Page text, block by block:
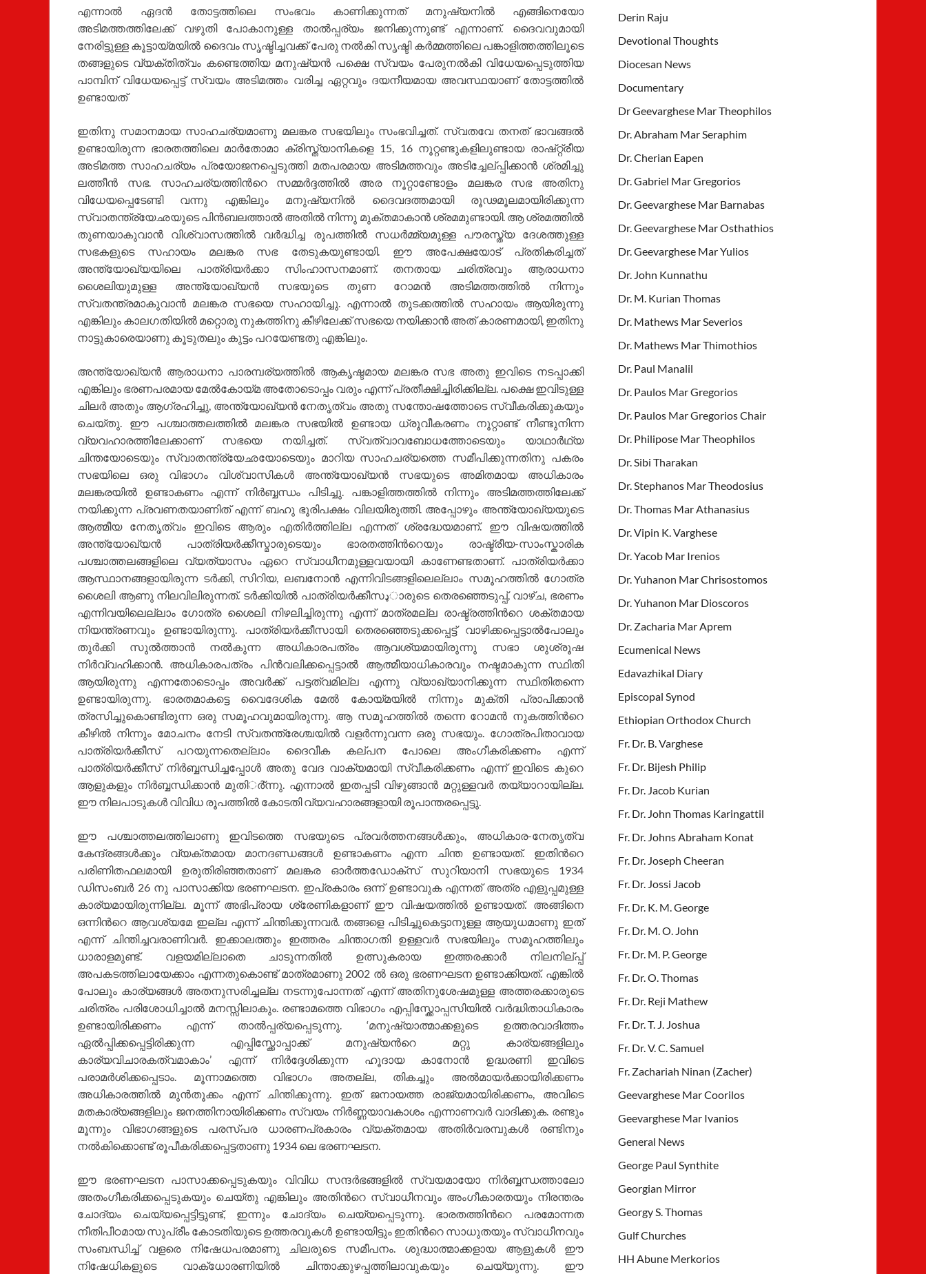
എന്നാല്‍ ഏദന്‍ തോട്ടത്തിലെ സംഭവം കാണിക്കുന്നത് മനുഷ്യനില്‍ എങ്ങിനെയോ
അടിമത്തത്തിലേക്ക് വഴുതി പോകാനുള്ള താല്‍പ്പര്യം ജനിക്കുന്നുണ്ട് എന്നാണ്. ദൈവവുമായി
നേരിട്ടുള്ള കൂട്ടായ്മയില്‍ ദൈവം സൃഷ്ടിച്ചവക്ക് പേരു നല്‍കി സൃഷ്ടി കര്‍മ്മത്തിലെ പങ്കാളിത്തത്തിലൂടെ
തങ്ങളുടെ വ്യക്തിത്വം കണ്ടെത്തിയ മനുഷ്യന്‍ പക്ഷെ സ്വയം പേരുനല്‍കി വിധേയപ്പെടുത്തിയ
പാമ്പിന് വിധേയപ്പെട്ട് സ്വയം അടിമത്തം വരിച്ച ഏറ്റവും ദയനീയമായ അവസ്ഥയാണ് തോട്ടത്തില്‍
ഉണ്ടായത്
ഇതിനു സമാനമായ സാഹചര്യമാണു മലങ്കര സഭയിലും സംഭവിച്ചത്. സ്വതവേ തനത് ഭാവങ്ങല്‍
ഉണ്ടായിരുന്ന ഭാരതത്തിലെ മാര്‍തോമാ ക്രിസ്ത്യാനികളെ 15, 16 നൂറ്റണ്ടുകളിലുണ്ടായ രാഷ്റ്റ്രീയ
അടിമത്ത സാഹചര്യം പ്രയോജനപ്പെടുത്തി മതപരമായ അടിമത്തവും അടിച്ചേല്പ്പിക്കാന്‍ ശ്രമിച്ചു
ലത്തീന്‍ സഭ. സാഹചര്യത്തിന്‍റെ സമ്മര്‍ദ്ദത്തില്‍ അര നൂറ്റാണ്ടോളം മലങ്കര സഭ അതിനു
വിധേയപ്പെടേണ്ടി വന്നു എങ്കിലും മനുഷ്യനില്‍ ദൈവദത്തമായി രൂഢമൂലമായിരിക്കുന്ന
സ്വാതന്ത്ര്യേഛയുടെ പിന്‍ബലത്താല്‍ അതില്‍ നിന്നു മുക്തമാകാന്‍ ശ്രമമുണ്ടായി. ആ ശ്രമത്തില്‍
തുണയാകുവാന്‍ വിശ്വാസത്തില്‍ വര്‍ദ്ധിച്ച രൂപത്തില്‍ സധര്‍മ്മ്യമുള്ള പൗരസ്ത്യ ദേശത്തുള്ള
സഭകളുടെ സഹായം മലങ്കര സഭ തേടുകയുണ്ടായി. ഈ അപേക്ഷയോട് പ്രതികരിച്ചത്
അന്ത്യോഖ്യയിലെ പാത്രിയര്‍ക്കാ സിംഹാസനമാണ്. തനതായ ചരിത്രവും ആരാധനാ
ശൈലിയുമുള്ള അന്ത്യോഖ്യന്‍ സഭയുടെ തുണ റോമന്‍ അടിമത്തത്തില്‍ നിന്നും
സ്വതന്ത്രമാകുവാന്‍ മലങ്കര സഭയെ സഹായിച്ചു. എന്നാല്‍ തുടക്കത്തില്‍ സഹായം ആയിരുന്നു
എങ്കിലും കാലഗതിയില്‍ മറ്റൊരു നുകത്തിനു കീഴിലേക്ക് സഭയെ നയിക്കാന്‍ അത് കാരണമായി, ഇതിനു
നാട്ടുകാരെയാണു കൂടുതലും കുട്ടം പറയേണ്ടതു എങ്കിലും.
അന്ത്യോഖ്യന്‍ ആരാധനാ പാരമ്പര്യത്തില്‍ ആകൃഷ്ടമായ മലങ്കര സഭ അതു ഇവിടെ നടപ്പാക്കി
എങ്കിലും ഭരണപരമായ മേല്‍കോയ്മ അതോടൊപ്പം വരും എന്ന് പ്രതീക്ഷിച്ചിരിക്കില്ല. പക്ഷെ ഇവിടുള്ള
ചിലര്‍ അതും ആഗ്രഹിച്ചു, അന്ത്യോഖ്യന്‍ നേതൃത്വം അതു സന്തോഷത്തോടെ സ്വീകരിക്കുകയും
ചെയ്തു. ഈ പശ്ചാത്തലത്തില്‍ മലങ്കര സഭയില്‍ ഉണ്ടായ ധ്രൂവീകരണം നൂറ്റാണ്ട് നീണ്ടുനിന്ന
വ്യവഹാരത്തിലേക്കാണ് സഭയെ നയിച്ചത്. സ്വത്വാവബോധത്തോടെയും യാഥാര്‍ഥ്യ
ചിന്തയോടെയും സ്വാതന്ത്ര്യേഛയോടെയും മാറിയ സാഹചര്യത്തെ സമീപിക്കുന്നതിനു പകരം
സഭയിലെ ഒരു വിഭാഗം വിശ്വാസികള്‍ അന്ത്യോഖ്യന്‍ സഭയുടെ അമിതമായ അധികാരം
മലങ്കരയില്‍ ഉണ്ടാകണം എന്ന് നിര്‍ബ്ബന്ധം പിടിച്ചു. പങ്കാളിത്തത്തില്‍ നിന്നും അടിമത്തത്തിലേക്ക്
നയിക്കുന്ന പ്രവണതയാണിത് എന്ന് ബഹു ഭൂരിപക്ഷം വിലയിരുത്തി. അപ്പോഴും അന്ത്യോഖ്യയുടെ
ആത്മീയ നേതൃത്വം ഇവിടെ ആരും എതിര്‍ത്തില്ല എന്നത് ശ്രദ്ധേയമാണ്. ഈ വിഷയത്തില്‍
അന്ത്യോഖ്യന്‍ പാത്രിയര്‍ക്കീസ്മാരുടെയും ഭാരതത്തിന്‍റെയും രാഷ്ട്രീയ-സാംസ്കാരിക
പശ്ചാത്തലങ്ങളിലെ വ്യത്യാസം ഏറെ സ്വാധീനമുള്ളവയായി കാണേണ്ടതാണ്. പാത്രിയര്‍ക്കാ
ആസ്ഥാനങ്ങളായിരുന്ന ടര്‍ക്കി, സിറിയ, ലബനോന്‍ എന്നിവിടങ്ങളിലെല്ലാം സമൂഹത്തില്‍ ഗോത്ര
ശൈലി ആണു നിലവിലിരുന്നത്. ടര്‍ക്കിയില്‍ പാത്രിയര്‍ക്കീസډാരുടെ തെരഞ്ഞെടുപ്പ്, വാഴ്ച, ഭരണം
എന്നിവയിലെല്ലാം ഗോത്ര ശൈലി നിഴലിച്ചിരുന്നു എന്ന് മാത്രമല്ല രാഷ്ട്രത്തിന്‍റെ ശക്തമായ
നിയന്ത്രണവും ഉണ്ടായിരുന്നു. പാത്രിയര്‍ക്കീസായി തെരഞ്ഞെടുക്കപ്പെട്ട് വാഴിക്കപ്പെട്ടാല്‍പോലും
തുര്‍ക്കി സുല്‍ത്താന്‍ നല്‍കുന്ന അധികാരപത്രം ആവശ്യമായിരുന്നു സഭാ ശുശ്രൂഷ
നിര്‍വ്വഹിക്കാന്‍. അധികാരപത്രം പിന്‍വലിക്കപ്പെട്ടാല്‍ ആത്മീയാധികാരവും നഷ്ടമാകുന്ന സ്ഥിതി
ആയിരുന്നു എന്നതോടൊപ്പം അവര്‍ക്ക് പട്ടത്വമില്ല എന്നു വ്യാഖ്യാനിക്കുന്ന സ്ഥിതിതന്നെ
ഉണ്ടായിരുന്നു. ഭാരതമാകട്ടെ വൈദേശിക മേല്‍ കോയ്മയില്‍ നിന്നും മുക്തി പ്രാപിക്കാന്‍
ത്രസിച്ചുകൊണ്ടിരുന്ന ഒരു സമൂഹവുമായിരുന്നു. ആ സമൂഹത്തില്‍ തന്നെ റോമന്‍ നുകത്തിന്‍റെ
കീഴില്‍ നിന്നും മോചനം നേടി സ്വതന്ത്രേശ്ചയില്‍ വളര്‍ന്നുവന്ന ഒരു സഭയും. ഗോത്രപിതാവായ
പാത്രിയര്‍ക്കീസ് പറയുന്നതെല്ലാം ദൈവീക കല്പന പോലെ അംഗീകരിക്കണം എന്ന്
പാത്രിയര്‍ക്കീസ് നിര്‍ബ്ബന്ധിച്ചപ്പോള്‍ അതു വേദ വാക്യമായി സ്വീകരിക്കണം എന്ന് ഇവിടെ കുറെ
ആളുകളും നിര്‍ബ്ബന്ധിക്കാന്‍ മുതിര്‍്ന്നു. എന്നാല്‍ ഇതപ്പടി വിഴുങ്ങാന്‍ മറ്റുള്ളവര്‍ തയ്യാറായില്ല.
ഈ നിലപാടുകള്‍ വിവിധ രൂപത്തില്‍ കോടതി വ്യവഹാരങ്ങളായി രൂപാന്തരപ്പെട്ടു.
ഈ പശ്ചാത്തലത്തിലാണു ഇവിടത്തെ സഭയുടെ പ്രവര്‍ത്തനങ്ങള്‍ക്കും, അധികാര-നേതൃത്വ
കേന്ദ്രങ്ങള്‍ക്കും വ്യക്തമായ മാനദണ്ഡങ്ങള്‍ ഉണ്ടാകണം എന്ന ചിന്ത ഉണ്ടായത്. ഇതിന്‍റെ
പരിണിതഫലമായി ഉരുതിരിഞ്ഞതാണ് മലങ്കര ഓര്‍ത്തഡോക്സ് സുറിയാനി സഭയുടെ 1934
ഡിസംബര്‍ 26 നു പാസാക്കിയ ഭരണഘടന. ഇപ്രകാരം ഒന്ന് ഉണ്ടാവുക എന്നത് അത്ര എളുപ്പമുള്ള
കാര്യമായിരുന്നില്ല. മൂന്ന് അഭിപ്രായ ശ്രേണികളാണ് ഈ വിഷയത്തില്‍ ഉണ്ടായത്. അങ്ങിനെ
ഒന്നിന്‍റെ ആവശ്യമേ ഇല്ല എന്ന് ചിന്തിക്കുന്നവര്‍. തങ്ങളെ പിടിച്ചുകെട്ടാനുള്ള ആയുധമാണു ഇത്
എന്ന് ചിന്തിച്ചവരാണിവര്‍. ഇക്കാലത്തും ഇത്തരം ചിന്താഗതി ഉള്ളവര്‍ സഭയിലും സമൂഹത്തിലും
ധാരാളമുണ്ട്. വളയമില്ലാതെ ചാടുന്നതില്‍ ഉത്സുകരായ ഇത്തരക്കാര്‍ നിലനില്പ്പ്
അപകടത്തിലായേക്കാം എന്നതുകൊണ്ട് മാത്രമാണു 2002 ല്‍ ഒരു ഭരണഘടന ഉണ്ടാക്കിയത്. എങ്കില്‍
പോലും കാര്യങ്ങള്‍ അതനുസരിച്ചല്ല നടന്നുപോന്നത് എന്ന് അതിനുശേഷമുള്ള അത്തരക്കാരുടെ
ചരിത്രം പരിശോധിച്ചാല്‍ മനസ്സിലാകും. രണ്ടാമത്തെ വിഭാഗം എപ്പിസ്ക്കോപ്പസിയില്‍ വര്‍ദ്ധിതാധികാരം
ഉണ്ടായിരിക്കണം എന്ന് താല്‍പ്പര്യപ്പെടുന്നു. ‘മനുഷ്യാത്മാക്കളുടെ ഉത്തരവാദിത്തം
ഏല്‍പ്പിക്കപ്പെട്ടിരിക്കുന്ന എപ്പിസ്ക്കോപ്പാക്ക് മനുഷ്യന്‍റെ മറ്റു കാര്യങ്ങളിലും
കാര്യവിചാരകത്വമാകാം’ എന്ന് നിര്‍ദ്ദേശിക്കുന്ന ഹൂദായ കാനോന്‍ ഉദ്ധരണി ഇവിടെ
പരാമര്‍ശിക്കപ്പെടാം. മൂന്നാമത്തെ വിഭാഗം അതല്ല, തികച്ചും അല്‍മായര്‍ക്കായിരിക്കണം
അധികാരത്തില്‍ മുന്‍തൂക്കം എന്ന് ചിന്തിക്കുന്നു. ഇത് ജനായത്ത രാജ്യമായിരിക്കണം, അവിടെ
മതകാര്യങ്ങളിലും ജനത്തിനായിരിക്കണം സ്വയം നിര്‍ണ്ണയാവകാശം എന്നാണവര്‍ വാദിക്കുക. രണ്ടും
മൂന്നും വിഭാഗങ്ങളുടെ പരസ്പര ധാരണപ്രകാരം വ്യക്തമായ അതിര്‍വരമ്പുകള്‍ രണ്ടിനും
നല്‍കിക്കൊണ്ട് രൂപീകരിക്കപ്പെട്ടതാണു 1934 ലെ ഭരണഘടന.
ഈ ഭരണഘടന പാസാക്കപ്പെടുകയും വിവിധ സന്ദര്‍ഭങ്ങളില്‍ സ്വയമായോ നിര്‍ബ്ബന്ധത്താലോ
അതംഗീകരിക്കപ്പെടുകയും ചെയ്തു എങ്കിലും അതിന്‍റെ സ്വാധീനവും അംഗീകാരതയും നിരന്തരം
ചോദ്യം ചെയ്യപ്പെട്ടിട്ടുണ്ട്, ഇന്നും ചോദ്യം ചെയ്യപ്പെടുന്നു. ഭാരതത്തിന്‍റെ പരമോന്നത
നീതിപീഠമായ സുപ്രീം കോടതിയുടെ ഉത്തരവുകള്‍ ഉണ്ടായിട്ടും ഇതിന്‍റെ സാധുതയും സ്വാധീനവും
സംബന്ധിച്ച് വളരെ നിഷേധപരമാണു ചിലരുടെ സമീപനം. ശുദ്ധാത്മാക്കളായ ആളുകള്‍ ഈ
നിഷേധികളുടെ വാക്ധോരണിയില്‍ ചിന്താക്കുഴപ്പത്തിലാവുകയും ചെയ്യുന്നു. ഈ
Derin Raju
Devotional Thoughts
Diocesan News
Documentary
Dr Geevarghese Mar Theophilos
Dr. Abraham Mar Seraphim
Dr. Cherian Eapen
Dr. Gabriel Mar Gregorios
Dr. Geevarghese Mar Barnabas
Dr. Geevarghese Mar Osthathios
Dr. Geevarghese Mar Yulios
Dr. John Kunnathu
Dr. M. Kurian Thomas
Dr. Mathews Mar Severios
Dr. Mathews Mar Thimothios
Dr. Paul Manalil
Dr. Paulos Mar Gregorios
Dr. Paulos Mar Gregorios Chair
Dr. Philipose Mar Theophilos
Dr. Sibi Tharakan
Dr. Stephanos Mar Theodosius
Dr. Thomas Mar Athanasius
Dr. Vipin K. Varghese
Dr. Yacob Mar Irenios
Dr. Yuhanon Mar Chrisostomos
Dr. Yuhanon Mar Dioscoros
Dr. Zacharia Mar Aprem
Ecumenical News
Edavazhikal Diary
Episcopal Synod
Ethiopian Orthodox Church
Fr. Dr. B. Varghese
Fr. Dr. Bijesh Philip
Fr. Dr. Jacob Kurian
Fr. Dr. John Thomas Karingattil
Fr. Dr. Johns Abraham Konat
Fr. Dr. Joseph Cheeran
Fr. Dr. Jossi Jacob
Fr. Dr. K. M. George
Fr. Dr. M. O. John
Fr. Dr. M. P. George
Fr. Dr. O. Thomas
Fr. Dr. Reji Mathew
Fr. Dr. T. J. Joshua
Fr. Dr. V. C. Samuel
Fr. Zachariah Ninan (Zacher)
Geevarghese Mar Coorilos
Geevarghese Mar Ivanios
General News
George Paul Synthite
Georgian Mirror
Georgy S. Thomas
Gulf Churches
HH Abune Merkorios